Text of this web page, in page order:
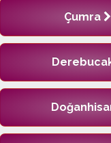
Çumra